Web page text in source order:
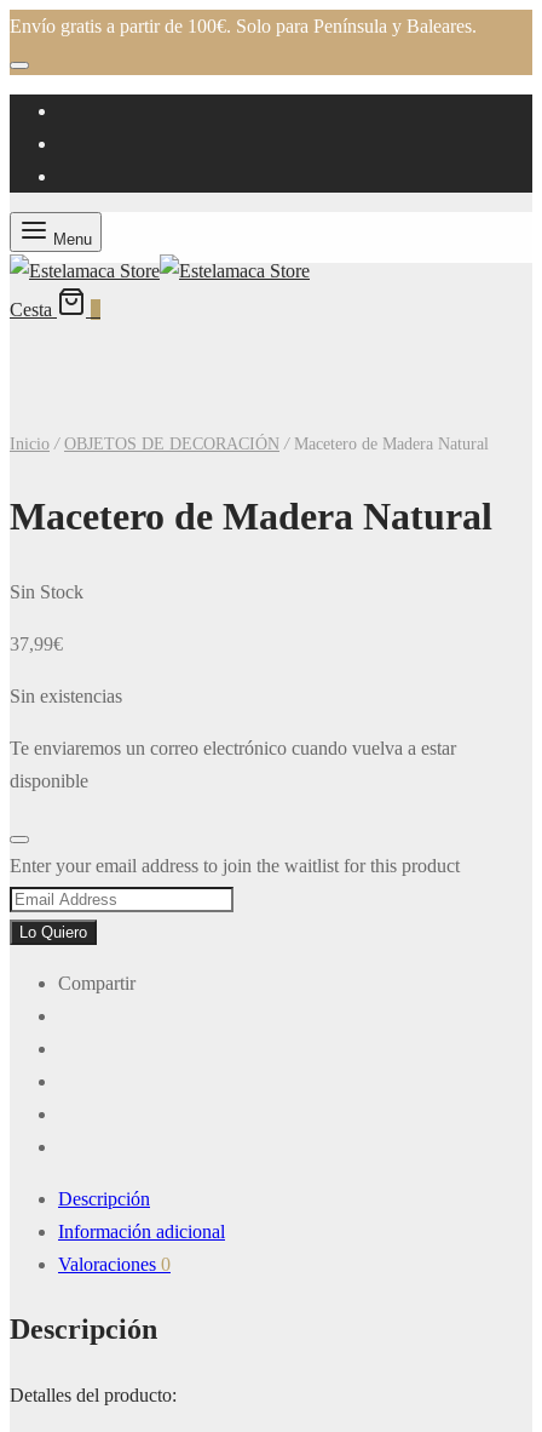
Envío gratis a partir de 100€. Solo para Península y Baleares.
Menu
Cesta
Inicio / OBJETOS DE DECORACIÓN /Macetero de Madera Natural
Macetero de Madera Natural
Sin Stock
37,99€
Sin existencias
Te enviaremos un correo electrónico cuando vuelva a estar
disponible
Dismiss
notification
Enter your email address to join the waitlist for this product
Lo Quiero
Compartir
Descripción
Información adicional
Valoraciones 0
Descripción
Detalles del producto: